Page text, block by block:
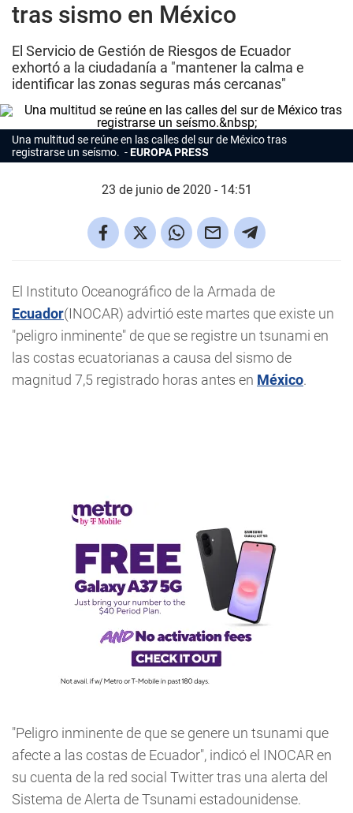
tras sismo en México
El Servicio de Gestión de Riesgos de Ecuador
exhortó a la ciudadanía a "mantener la calma e
identificar las zonas seguras más cercanas"
Una multitud se reúne en las calles del sur de México tras
registrarse un seísmo.
EUROPA PRESS
23 de junio de 2020 - 14:51
El Instituto Oceanográfico de la Armada de
Ecuador(INOCAR) advirtió este martes que existe un
"peligro inminente" de que se registre un tsunami en
las costas ecuatorianas a causa del sismo de
magnitud 7,5 registrado horas antes en México.
"Peligro inminente de que se genere un tsunami que
afecte a las costas de Ecuador", indicó el INOCAR en
su cuenta de la red social Twitter tras una alerta del
Sistema de Alerta de Tsunami estadounidense.